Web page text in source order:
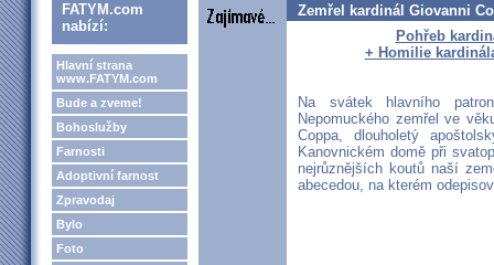
FATYM.com
nabízí:
Hlavní strana
www.FATYM.com
Bude a zveme!
Bohoslužby
Farnosti
Adoptivní farnost
Zpravodaj
Bylo
Foto
Zemřel kardinál Giovanni
Pohřeb
+ Homilie
Na svátek hlavního
Nepomuckého zemřel ve
Coppa, dlouholetý
Kanovnickém domě při
nejrůznějších koutů naší
abecedou, na kterém